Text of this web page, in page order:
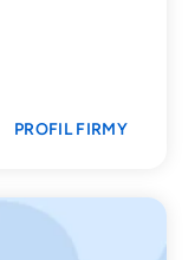
PROFIL FIRMY